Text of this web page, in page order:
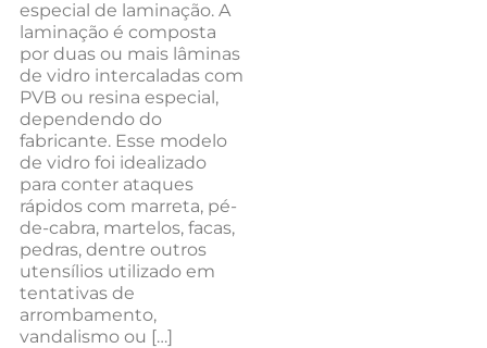
especial de laminação. A
laminação é composta
por duas ou mais lâminas
de vidro intercaladas com
PVB ou resina especial,
dependendo do
fabricante. Esse modelo
de vidro foi idealizado
para conter ataques
rápidos com marreta, pé-
de-cabra, martelos, facas,
pedras, dentre outros
utensílios utilizado em
tentativas de
arrombamento,
vandalismo ou […]